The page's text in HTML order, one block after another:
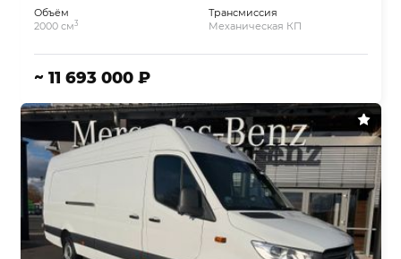
Объём
2000 см3
Трансмиссия
Механическая КП
~ 11 693 000 ₽